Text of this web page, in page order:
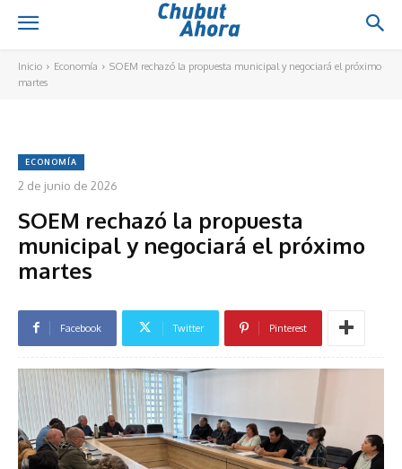
Inicio Economía
SOEM rechazó la propuesta municipal y negociará el próximo
martes
ECONOMÍA
2 de junio de 2026
SOEM rechazó la propuesta
municipal y negociará el próximo
martes
Facebook Twitter Pinterest